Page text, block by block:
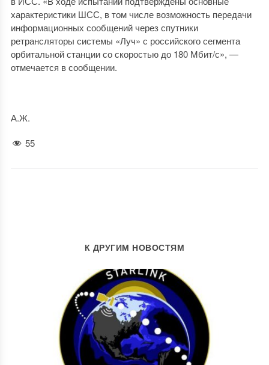
характеристики ШСС, в том числе возможность передачи
информационных сообщений через спутники
ретрансляторы системы «Луч» с российского сегмента
орбитальной станции со скоростью до 180 Мбит/с», —
отмечается в сообщении.
А.Ж.
55
К ДРУГИМ НОВОСТЯМ